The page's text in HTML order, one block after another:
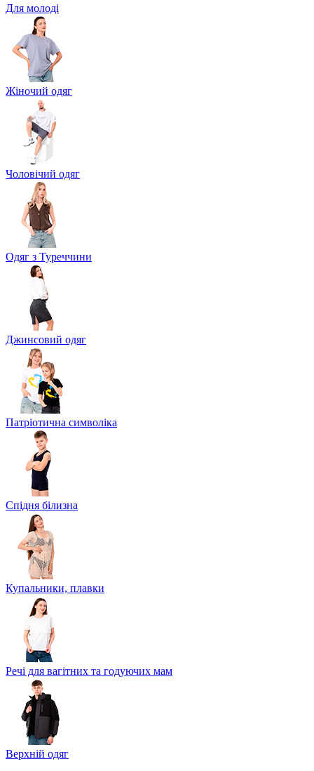
Для молоді
Жіночий одяг
Чоловічий одяг
Одяг з Туреччини
Джинсовий одяг
Патріотична символіка
Спідня білизна
Купальники, плавки
Речі для вагітних та годуючих мам
Верхній одяг